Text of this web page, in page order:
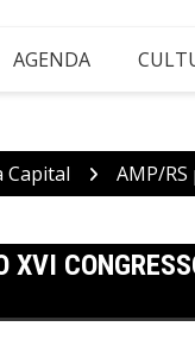
AGENDA
Capital AMP/
XVI